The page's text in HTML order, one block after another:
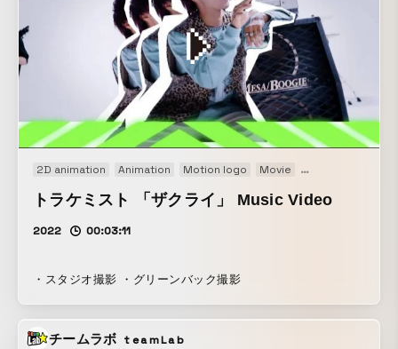
もに表情を変え続ける。彩度の高い色彩を放ちながらも自然
と対峙することなく、森の環境に静かに馴染む光景として成
立した。サウンドは、大野哲二がフィールドレコーディング
した水琴窟の音をベースに、アンビエントな音響空間を構
築。 本作は、メディアアートプログラム「VideoListening」
の一環として制作された。 Snake Line A video installation
by filmmaker Shinichi Yamamoto and musician Tetsuji
Ohno (Intercity-Express). Set at the biotope located at the
edge of the forest within the expansive grounds of
Nagaoka Institute of Design, the work features a 20-meter
Positioned at the forest's margin — visible from the
late autumn. From 9 a.m. to 9 p.m., the work continuously
and the darkness of night reflected across the water's
surface. Emitting vivid, high-saturation color, the
2D animation Animation Motion logo Movie Music video
トラケミスト 「ザクライ」 Music Video
2022 00:03:11
・スタジオ撮影 ・グリーンバック撮影
チームラボ teamLab